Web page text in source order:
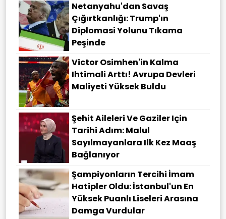
Netanyahu'dan Savaş
Çığırtkanlığı: Trump'ın
Diplomasi Yolunu Tıkama
Peşinde
Victor Osimhen'in Kalma
Ihtimali Arttı! Avrupa Devleri
Maliyeti Yüksek Buldu
Şehit Aileleri Ve Gaziler Için
Tarihi Adım: Malul
Sayılmayanlara Ilk Kez Maaş
Bağlanıyor
Şampiyonların Tercihi İmam
Hatipler Oldu: İstanbul'un En
Yüksek Puanlı Liseleri Arasına
Damga Vurdular